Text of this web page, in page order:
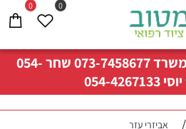
משרד073-7458677שחר054-
יוסי054-4267133
0 0
/ אביזרי עזר